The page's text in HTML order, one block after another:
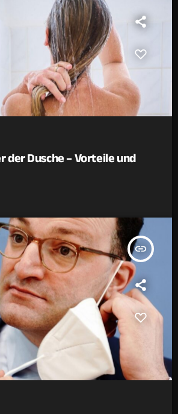
der Dusche – Vorteile und
insert_link